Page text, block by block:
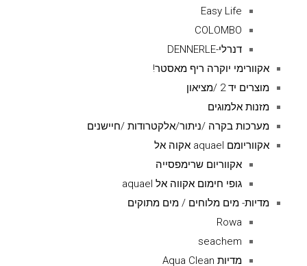
Easy Life
COLOMBO
דנרלי-DENNERLE
אקוורימי יוקרה ריף מאסטר!
מוצרים יד 2 /מציאון
מזנות אלמוגים
מערכות בקרה /ניתור/אלקטרודות /חיישנים
אקווריומם aquael אקוה אל
אקווריום שרימפסייה
גופי חימום אקווה אל aquael
מדיות- מים מלוחים / מים מתוקים
Rowa
seachem
מדיות Aqua Clean